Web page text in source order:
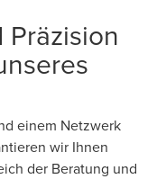
einem Netzwerk
wir Ihnen
der Beratung und